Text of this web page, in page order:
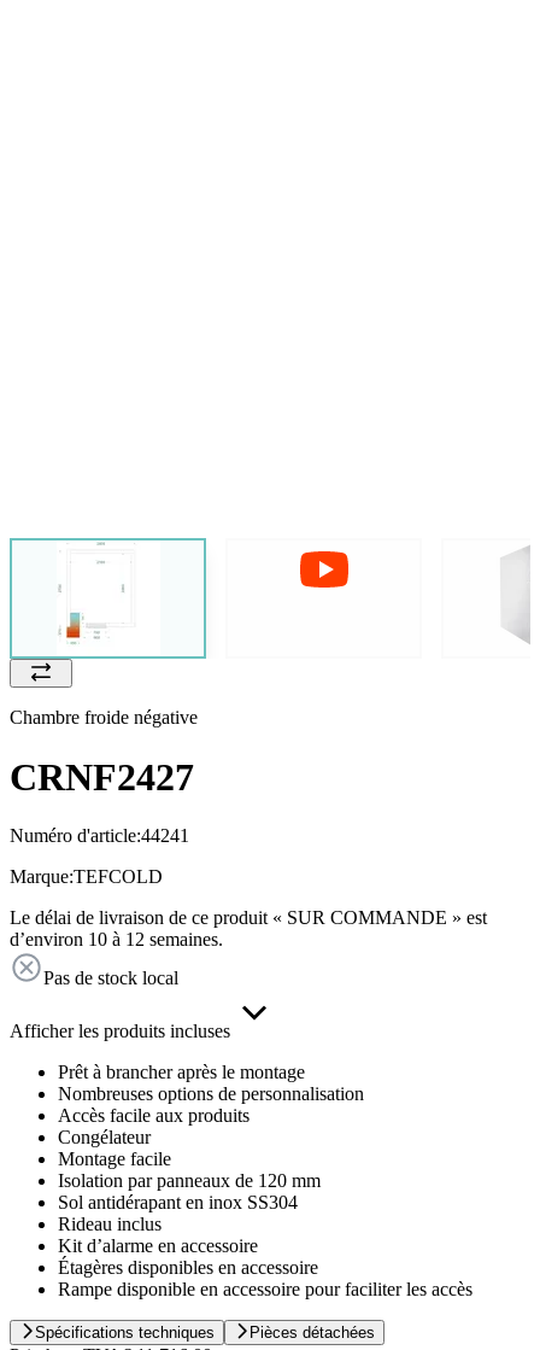
Chambre froide négative
CRNF2427
Numéro d'article:44241
Marque:TEFCOLD
Le délai de livraison de ce produit « SUR COMMANDE » est
d’environ 10 à 12 semaines.
Pas de stock local
Afficher les produits incluses
Prêt à brancher après le montage
Nombreuses options de personnalisation
Accès facile aux produits
Congélateur
Montage facile
Isolation par panneaux de 120 mm
Sol antidérapant en inox SS304
Rideau inclus
Kit d’alarme en accessoire
Étagères disponibles en accessoire
Rampe disponible en accessoire pour faciliter les accès
Spécifications techniques Pièces détachées